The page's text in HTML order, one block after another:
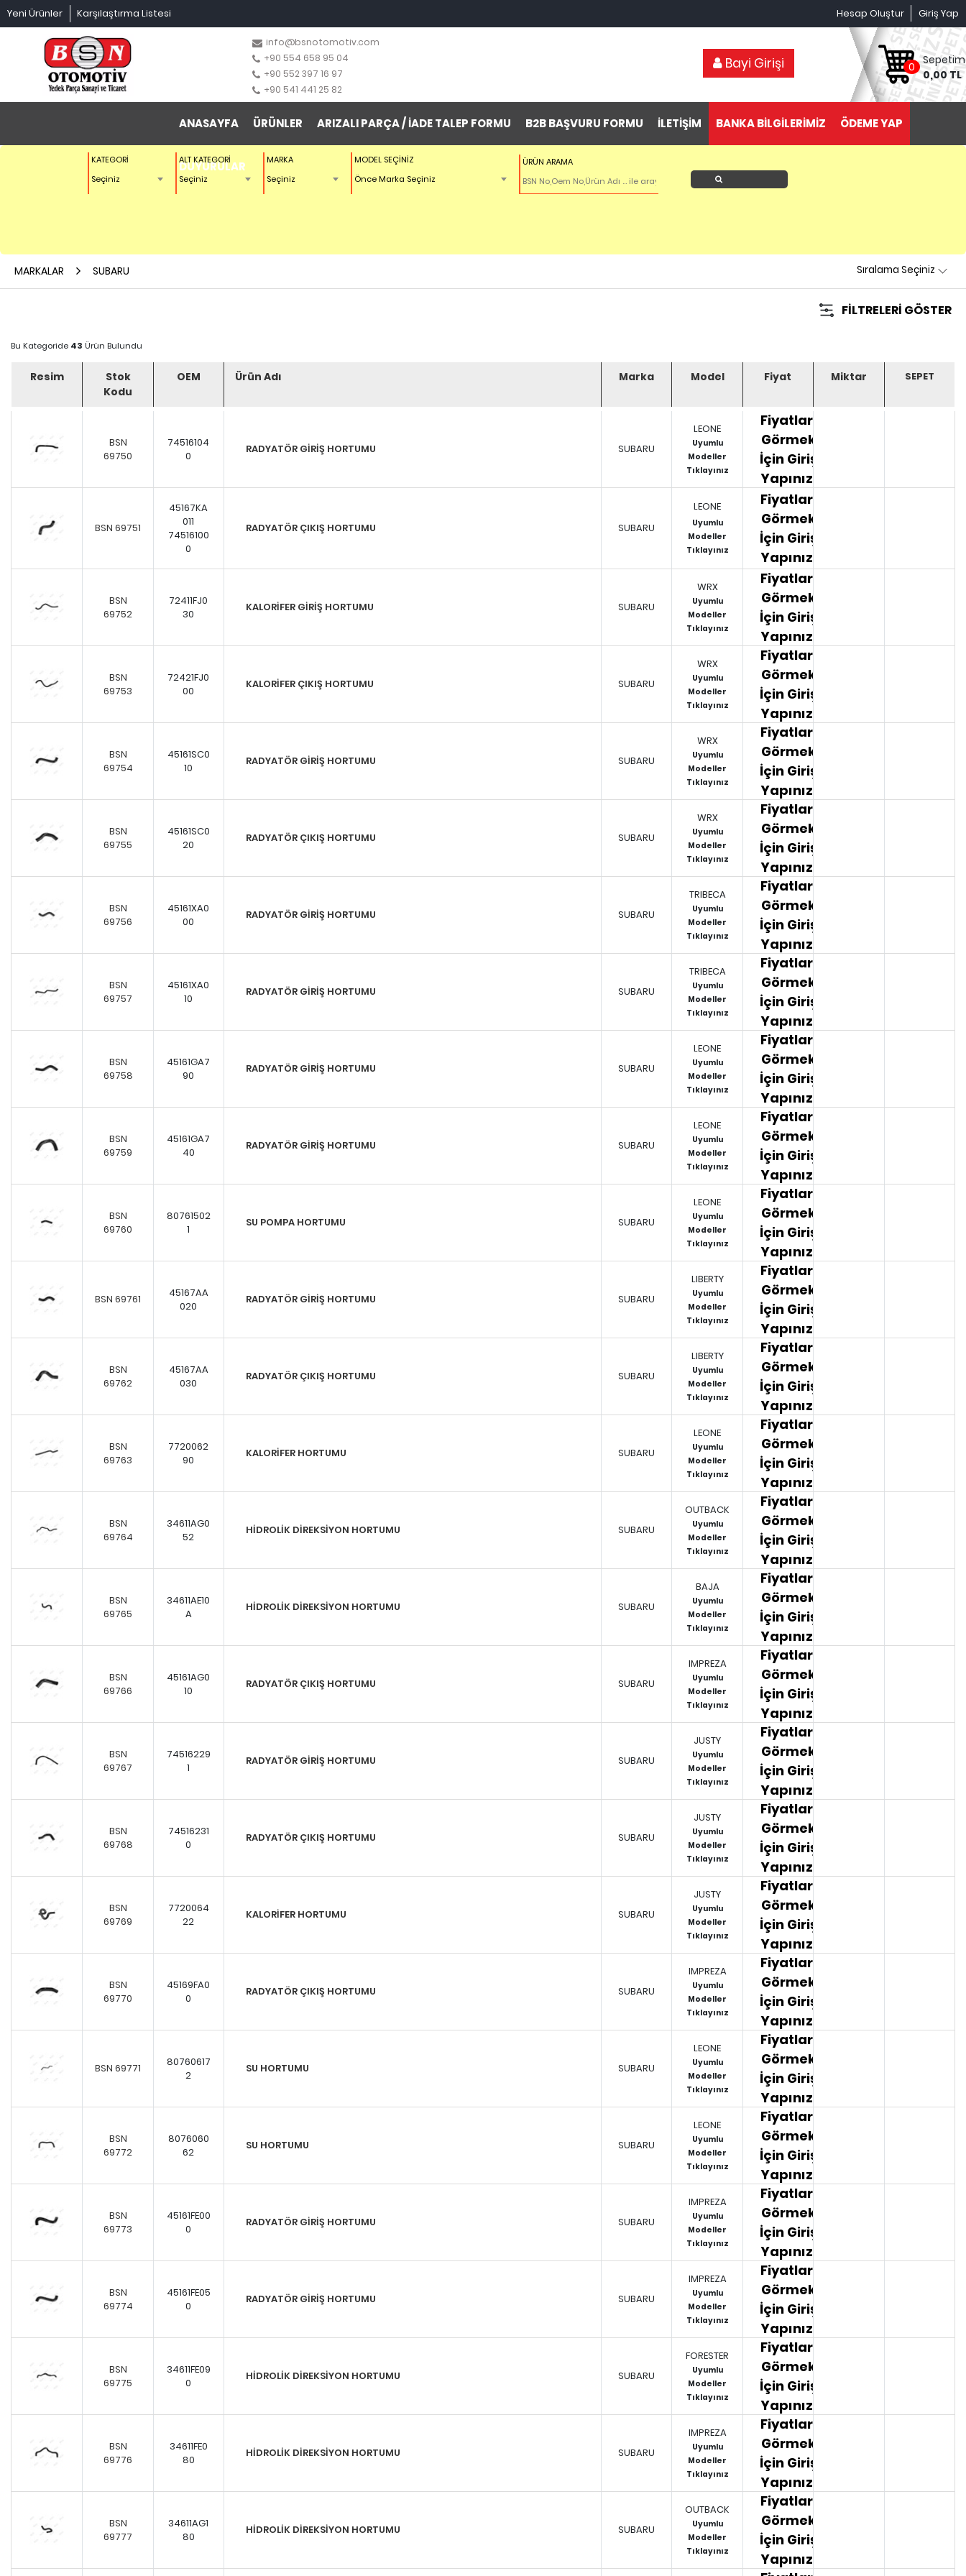
Yeni Ürünler Karşılaştırma Listesi Giriş Yap
Hesap Oluştur
info@bsnotomotiv.com
+90 554 658 95 04
+90 552 397 16 97
+90 541 441 25 82
Bayi Girişi 0
Sepetim
0,00 TL
ANASAYFA ÜRÜNLER ARIZALI PARÇA / İADE TALEP FORMU B2B BAŞVURU FORMU İLETİŞİM BANKA BİLGİLERİMİZ ÖDEME YAP
DUYURULAR
KATEGORİ
Seçiniz
ALT KATEGORİ
Seçiniz
MARKA
Seçiniz
MODEL SEÇİNİZ
Önce Marka Seçiniz
ÜRÜN ARAMA
Ürün Ara
MARKALAR SUBARU
FILTRELERI GÖSTER
Bu Kategoride 43 Ürün Bulundu
Resim
Stok
Kodu
OEM Ürün Adı Marka Model Fiyat Miktar
BSN
69750
74516104
0
RADYATÖR GİRİŞ HORTUMU SUBARU
LEONE
Uyumlu
Modeller
Tıklayınız
Fiyatları
Görmek
İçin Giriş
Yapınız.
BSN 69751
45167KA
011
74516100
0
RADYATÖR ÇIKIŞ HORTUMU SUBARU
LEONE
Uyumlu
Modeller
Tıklayınız
Fiyatları
Görmek
İçin Giriş
Yapınız.
BSN
69752
72411FJ0
30
KALORİFER GİRİŞ HORTUMU SUBARU
WRX
Uyumlu
Modeller
Tıklayınız
Fiyatları
Görmek
İçin Giriş
Yapınız.
BSN
69753
72421FJ0
00
KALORİFER ÇIKIŞ HORTUMU SUBARU
WRX
Uyumlu
Modeller
Tıklayınız
Fiyatları
Görmek
İçin Giriş
Yapınız.
BSN
69754
45161SC0
10
RADYATÖR GİRİŞ HORTUMU SUBARU
WRX
Uyumlu
Modeller
Tıklayınız
Fiyatları
Görmek
İçin Giriş
Yapınız.
BSN
69755
45161SC0
20
RADYATÖR ÇIKIŞ HORTUMU SUBARU
WRX
Uyumlu
Modeller
Tıklayınız
Fiyatları
Görmek
İçin Giriş
Yapınız.
BSN
69756
45161XA0
00
RADYATÖR GİRİŞ HORTUMU SUBARU
TRIBECA
Uyumlu
Modeller
Tıklayınız
Fiyatları
Görmek
İçin Giriş
Yapınız.
BSN
69757
45161XA0
10
RADYATÖR GİRİŞ HORTUMU SUBARU
TRIBECA
Uyumlu
Modeller
Tıklayınız
Fiyatları
Görmek
İçin Giriş
Yapınız.
BSN
69758
45161GA7
90
RADYATÖR GİRİŞ HORTUMU SUBARU
LEONE
Uyumlu
Modeller
Tıklayınız
Fiyatları
Görmek
İçin Giriş
Yapınız.
BSN
69759
45161GA7
40
RADYATÖR GİRİŞ HORTUMU SUBARU
LEONE
Uyumlu
Modeller
Tıklayınız
Fiyatları
Görmek
İçin Giriş
Yapınız.
BSN
69760
80761502
1
SU POMPA HORTUMU SUBARU
LEONE
Uyumlu
Modeller
Tıklayınız
Fiyatları
Görmek
İçin Giriş
Yapınız.
BSN 69761
45167AA
020
RADYATÖR GİRİŞ HORTUMU SUBARU
LIBERTY
Uyumlu
Modeller
Tıklayınız
Fiyatları
Görmek
İçin Giriş
Yapınız.
BSN
69762
45167AA
030
RADYATÖR ÇIKIŞ HORTUMU SUBARU
LIBERTY
Uyumlu
Modeller
Tıklayınız
Fiyatları
Görmek
İçin Giriş
Yapınız.
BSN
69763
7720062
90
KALORİFER HORTUMU SUBARU
LEONE
Uyumlu
Modeller
Tıklayınız
Fiyatları
Görmek
İçin Giriş
Yapınız.
BSN
69764
34611AG0
52
HİDROLİK DİREKSİYON HORTUMU SUBARU
OUTBACK
Uyumlu
Modeller
Tıklayınız
Fiyatları
Görmek
İçin Giriş
Yapınız.
BSN
69765
34611AE10
A
HİDROLİK DİREKSİYON HORTUMU SUBARU
BAJA
Uyumlu
Modeller
Tıklayınız
Fiyatları
Görmek
İçin Giriş
Yapınız.
BSN
69766
45161AG0
10
RADYATÖR ÇIKIŞ HORTUMU SUBARU
IMPREZA
Uyumlu
Modeller
Tıklayınız
Fiyatları
Görmek
İçin Giriş
Yapınız.
BSN
69767
74516229
1
RADYATÖR GİRİŞ HORTUMU SUBARU
JUSTY
Uyumlu
Modeller
Tıklayınız
Fiyatları
Görmek
İçin Giriş
Yapınız.
BSN
69768
74516231
0
RADYATÖR ÇIKIŞ HORTUMU SUBARU
JUSTY
Uyumlu
Modeller
Tıklayınız
Fiyatları
Görmek
İçin Giriş
Yapınız.
BSN
69769
7720064
22
KALORİFER HORTUMU SUBARU
JUSTY
Uyumlu
Modeller
Tıklayınız
Fiyatları
Görmek
İçin Giriş
Yapınız.
BSN
69770
45169FA0
0
RADYATÖR ÇIKIŞ HORTUMU SUBARU
IMPREZA
Uyumlu
Modeller
Tıklayınız
Fiyatları
Görmek
İçin Giriş
Yapınız.
BSN 69771
80760617
2
SU HORTUMU SUBARU
LEONE
Uyumlu
Modeller
Tıklayınız
Fiyatları
Görmek
İçin Giriş
Yapınız.
BSN
69772
8076060
62
SU HORTUMU SUBARU
LEONE
Uyumlu
Modeller
Tıklayınız
Fiyatları
Görmek
İçin Giriş
Yapınız.
BSN
69773
45161FE00
0
RADYATÖR GİRİŞ HORTUMU SUBARU
IMPREZA
Uyumlu
Modeller
Tıklayınız
Fiyatları
Görmek
İçin Giriş
Yapınız.
BSN
69774
45161FE05
0
RADYATÖR GİRİŞ HORTUMU SUBARU
IMPREZA
Uyumlu
Modeller
Tıklayınız
Fiyatları
Görmek
İçin Giriş
Yapınız.
BSN
69775
34611FE09
0
HİDROLİK DİREKSİYON HORTUMU SUBARU
FORESTER
Uyumlu
Modeller
Tıklayınız
Fiyatları
Görmek
İçin Giriş
Yapınız.
BSN
69776
34611FE0
80
HİDROLİK DİREKSİYON HORTUMU SUBARU
IMPREZA
Uyumlu
Modeller
Tıklayınız
Fiyatları
Görmek
İçin Giriş
Yapınız.
BSN
69777
34611AG1
80
HİDROLİK DİREKSİYON HORTUMU SUBARU
OUTBACK
Uyumlu
Modeller
Tıklayınız
Fiyatları
Görmek
İçin Giriş
Yapınız.